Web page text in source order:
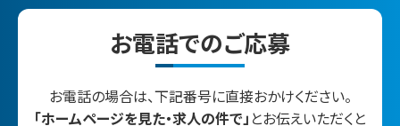
お電話でのご応募
お電話の場合は、下記番号に直接おかけください。
「ホームページを見た・求人の件で」 とお伝えいただく と